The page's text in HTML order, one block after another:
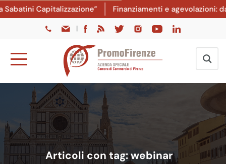
Finanziamenti e agevolazioni: dal 8
|
Articoli con tag: webinar